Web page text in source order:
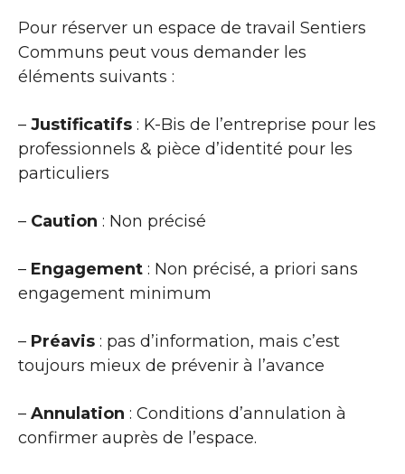
Pour réserver un espace de travail Sentiers
Communs peut vous demander les
éléments suivants :
– Justificatifs : K-Bis de l’entreprise pour les
professionnels & pièce d’identité pour les
particuliers
– Caution : Non précisé
– Engagement : Non précisé, a priori sans
engagement minimum
– Préavis : pas d’information, mais c’est
toujours mieux de prévenir à l’avance
– Annulation : Conditions d’annulation à
confirmer auprès de l’espace.